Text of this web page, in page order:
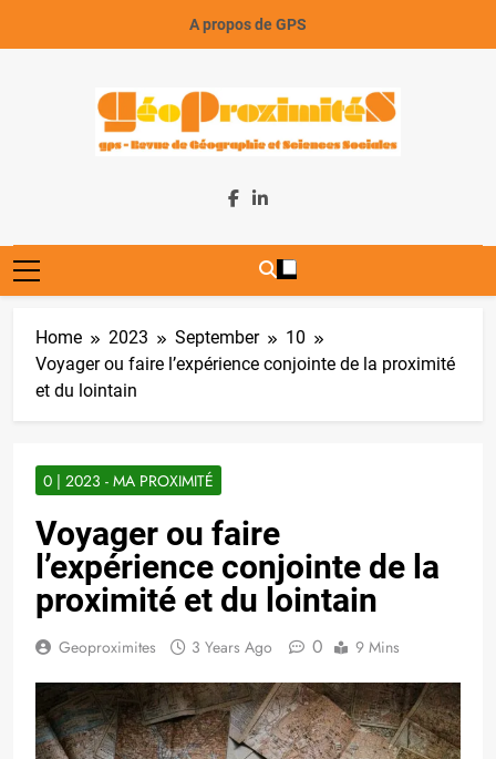
A propos de GPS
GeoProximiteS
Home 2023 September
10
Voyager ou faire l’expérience conjointe de la proximité
et du lointain
0 | 2023 - MA PROXIMITÉ
Voyager ou faire
l’expérience conjointe de la
proximité et du lointain
Geoproximites 3 Years Ago 0 9 Mins